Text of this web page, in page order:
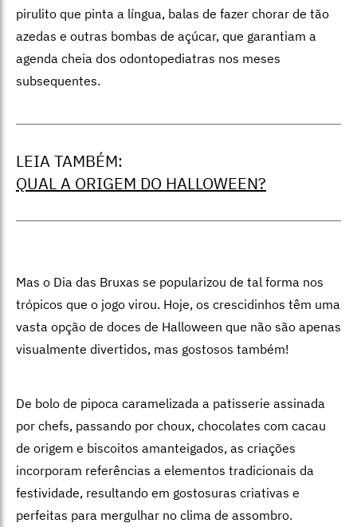
pirulito que pinta a língua, balas de fazer chorar de tão
azedas e outras bombas de açúcar, que garantiam a
agenda cheia dos odontopediatras nos meses
subsequentes.
LEIA TAMBÉM:
QUAL A ORIGEM DO HALLOWEEN?
Mas o Dia das Bruxas se popularizou de tal forma nos
trópicos que o jogo virou. Hoje, os crescidinhos têm uma
vasta opção de doces de Halloween que não são apenas
visualmente divertidos, mas gostosos também!
De bolo de pipoca caramelizada a patisserie assinada
por chefs, passando por choux, chocolates com cacau
de origem e biscoitos amanteigados, as criações
incorporam referências a elementos tradicionais da
festividade, resultando em gostosuras criativas e
perfeitas para mergulhar no clima de assombro.